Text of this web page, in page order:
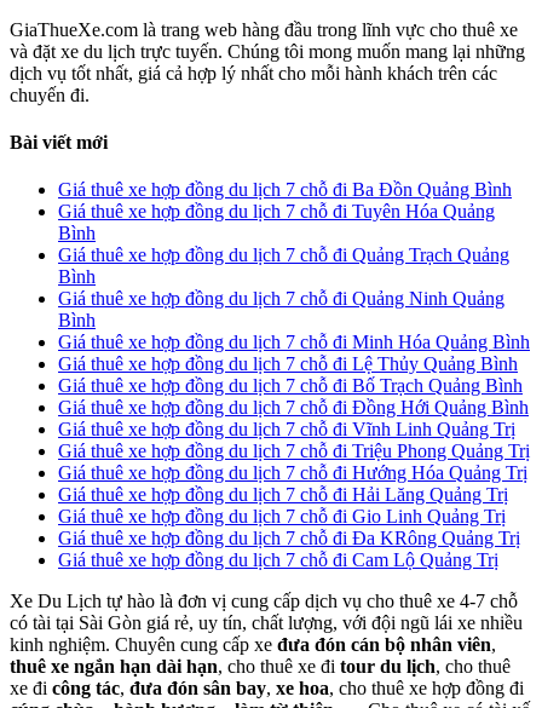
GiaThueXe.com là trang web hàng đầu trong lĩnh vực cho thuê xe
và đặt xe du lịch trực tuyến. Chúng tôi mong muốn mang lại những
dịch vụ tốt nhất, giá cả hợp lý nhất cho mỗi hành khách trên các
chuyến đi.
Bài viết mới
Giá thuê xe hợp đồng du lịch 7 chỗ đi Ba Đồn Quảng Bình
Giá thuê xe hợp đồng du lịch 7 chỗ đi Tuyên Hóa Quảng
Bình
Giá thuê xe hợp đồng du lịch 7 chỗ đi Quảng Trạch Quảng
Bình
Giá thuê xe hợp đồng du lịch 7 chỗ đi Quảng Ninh Quảng
Bình
Giá thuê xe hợp đồng du lịch 7 chỗ đi Minh Hóa Quảng Bình
Giá thuê xe hợp đồng du lịch 7 chỗ đi Lệ Thủy Quảng Bình
Giá thuê xe hợp đồng du lịch 7 chỗ đi Bố Trạch Quảng Bình
Giá thuê xe hợp đồng du lịch 7 chỗ đi Đồng Hới Quảng Bình
Giá thuê xe hợp đồng du lịch 7 chỗ đi Vĩnh Linh Quảng Trị
Giá thuê xe hợp đồng du lịch 7 chỗ đi Triệu Phong Quảng Trị
Giá thuê xe hợp đồng du lịch 7 chỗ đi Hướng Hóa Quảng Trị
Giá thuê xe hợp đồng du lịch 7 chỗ đi Hải Lăng Quảng Trị
Giá thuê xe hợp đồng du lịch 7 chỗ đi Gio Linh Quảng Trị
Giá thuê xe hợp đồng du lịch 7 chỗ đi Đa KRông Quảng Trị
Giá thuê xe hợp đồng du lịch 7 chỗ đi Cam Lộ Quảng Trị
Xe Du Lịch tự hào là đơn vị cung cấp dịch vụ cho thuê xe 4-7 chỗ
có tài tại Sài Gòn giá rẻ, uy tín, chất lượng, với đội ngũ lái xe nhiều
kinh nghiệm. Chuyên cung cấp xe đưa đón cán bộ nhân viên,
thuê xe ngắn hạn dài hạn, cho thuê xe đi tour du lịch, cho thuê
xe đi công tác, đưa đón sân bay, xe hoa, cho thuê xe hợp đồng đi